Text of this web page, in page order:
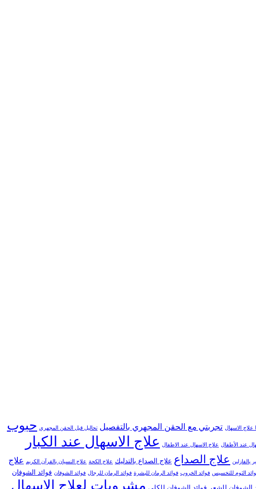
علاج الاسهال تجربتي مع الحقن المجهري بالتفصيل تحاليل قبل الحقن المجهري حبوب
عند الأطفال علاج الاسهال عند الاطفال
علاج الاسهال عند الكبار
بالفازلين علاج الصداع علاج الصداع بالتدليك علاج الكحة علاج النسيان بالقرآن الكريم
علاج
الثوم للتخسيس فوائد الخروب فوائد الرمان للبشرة فوائد الرمان للرجال فوائد الشوفان فوائد الشوفان
الشوفان للشعر فوائد الشوفان للكلى مشروبات لعلاج الاسهال